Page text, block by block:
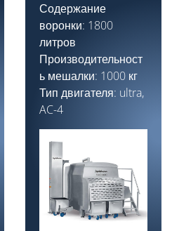
Содержание
воронки: 1800
литров
Производительност
ь мешалки: 1000 кг
Тип двигателя: ultra,
AC-4